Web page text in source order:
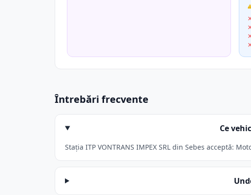
Întrebări frecvente
Ce
Stația ITP VONTRANS IMPEX SRL din Sebes acceptă: